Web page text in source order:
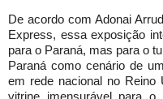
De acordo com Adonai
Express, essa exposição
para o Paraná, mas para o
Paraná como cenário de
em rede nacional no Reino